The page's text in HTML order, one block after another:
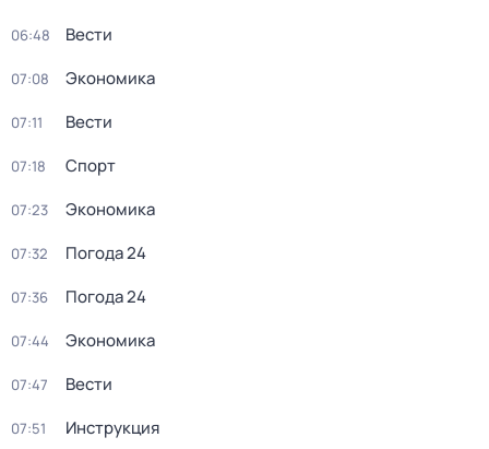
06:48 Вести
07:08 Экономика
07:11 Вести
07:18 Спорт
07:23 Экономика
07:32 Погода 24
07:36 Погода 24
07:44 Экономика
07:47 Вести
07:51 Инструкция